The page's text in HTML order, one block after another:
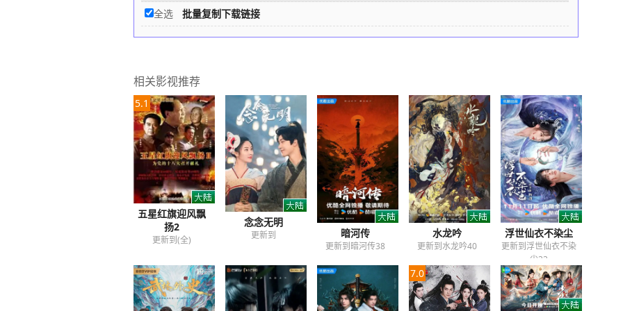
全选 批量复制下载链接
相关影视推荐
5.1
五星红旗迎风飘
扬2
更新到(全)
念念无明
更新到 暗河传
更新到暗河传38
水龙吟
更新到水龙吟40
浮世仙衣不染尘
更新到浮世仙衣不染
尘22
7.0